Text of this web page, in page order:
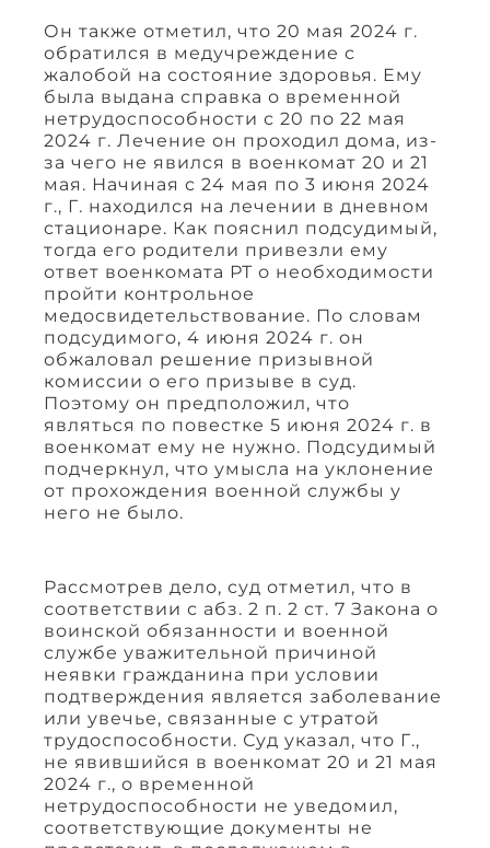
Он также отметил, что 20 мая 2024 г.
обратился в медучреждение с
жалобой на состояние здоровья. Ему
была выдана справка о временной
нетрудоспособности с 20 по 22 мая
2024 г. Лечение он проходил дома, из-
за чего не явился в военкомат 20 и 21
мая. Начиная с 24 мая по 3 июня 2024
г., Г. находился на лечении в дневном
стационаре. Как пояснил подсудимый,
тогда его родители привезли ему
ответ военкомата РТ о необходимости
пройти контрольное
медосвидетельствование. По словам
подсудимого, 4 июня 2024 г. он
обжаловал решение призывной
комиссии о его призыве в суд.
Поэтому он предположил, что
являться по повестке 5 июня 2024 г. в
военкомат ему не нужно. Подсудимый
подчеркнул, что умысла на уклонение
от прохождения военной службы у
него не было.
Рассмотрев дело, суд отметил, что в
соответствии с абз. 2 п. 2 ст. 7 Закона о
воинской обязанности и военной
службе уважительной причиной
неявки гражданина при условии
подтверждения является заболевание
или увечье, связанные с утратой
трудоспособности. Суд указал, что Г.,
не явившийся в военкомат 20 и 21 мая
2024 г., о временной
нетрудоспособности не уведомил,
соответствующие документы не